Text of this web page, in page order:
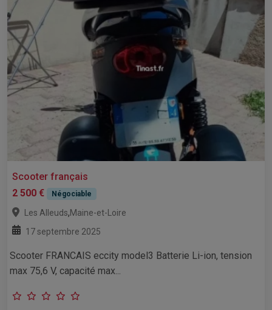
Scooter français
2 500 €
Négociable
Les Alleuds,Maine-et-Loire
17 septembre 2025
Scooter FRANCAIS eccity model3 Batterie Li-ion, tension
max 75,6 V, capacité max...